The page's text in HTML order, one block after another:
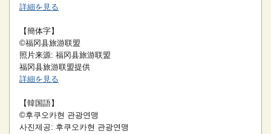
詳細を見る
【簡体字】
©福冈县旅游联盟
照片来源: 福冈县旅游联盟
福冈县旅游联盟提供
詳細を見る
【韓国語】
©후쿠오카현 관광연맹
사진제공: 후쿠오카현 관광연맹